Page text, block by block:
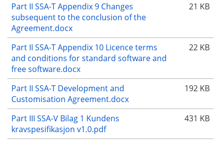
Part II SSA-T Appendix 9 Changes
subsequent to the conclusion of the
Agreement.docx
21 KB
Part II SSA-T Appendix 10 Licence terms
and conditions for standard software and
free software.docx
22 KB
Part II SSA-T Development and
Customisation Agreement.docx
192 KB
Part III SSA-V Bilag 1 Kundens
kravspesifikasjon v1.0.pdf
431 KB